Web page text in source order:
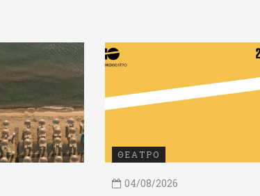
ΘΕΑΤΡΟ
04/08/2026